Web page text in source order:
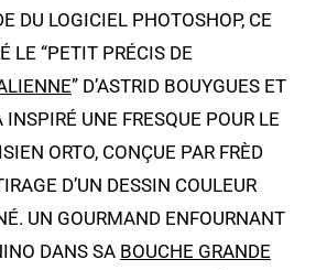
DU LOGICIEL PHOTOSHOP, CE
LE “PETIT PRÉCIS DE
” D’ASTRID BOUYGUES ET
UNE FRESQUE POUR LE
ORTO, CONÇUE PAR FRÈD
D’UN DESSIN COULEUR
UN GOURMAND ENFOURNANT
DANS SA BOUCHE GRANDE